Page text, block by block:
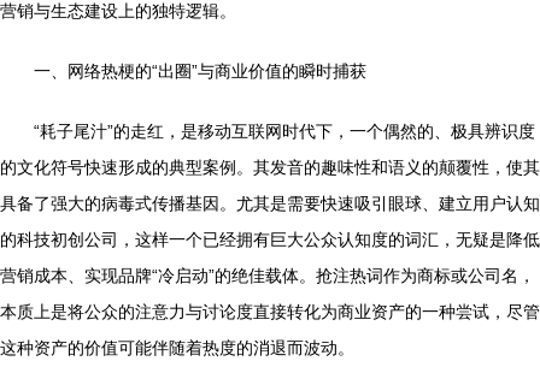
营销与生态建设上的独特逻辑。
一、网络热梗的“出圈”与商业价值的瞬时捕获
“耗子尾汁”的走红，是移动互联网时代下，一个偶然的、极具辨识度
的文化符号快速形成的典型案例。其发音的趣味性和语义的颠覆性，使其
具备了强大的病毒式传播基因。尤其是需要快速吸引眼球、建立用户认知
的科技初创公司，这样一个已经拥有巨大公众认知度的词汇，无疑是降低
营销成本、实现品牌“冷启动”的绝佳载体。抢注热词作为商标或公司名，
本质上是将公众的注意力与讨论度直接转化为商业资产的一种尝试，尽管
这种资产的价值可能伴随着热度的消退而波动。